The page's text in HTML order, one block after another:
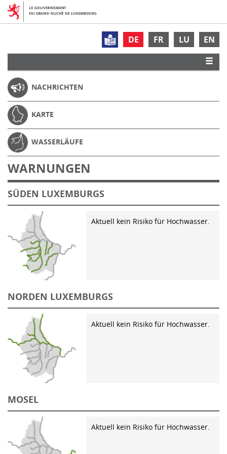
DE FR LU EN
NACHRICHTEN
KARTE
WASSERLÄUFE
WARNUNGEN
SÜDEN LUXEMBURGS
Aktuell kein Risiko für Hochwasser.
NORDEN LUXEMBURGS
Aktuell kein Risiko für Hochwasser.
MOSEL
Aktuell kein Risiko für Hochwasser.